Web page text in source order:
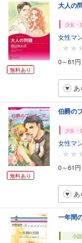
無料あり
大人の
少女・
女性マ
-
0～61
あ
無料あり
伯爵の
少女・
女性マ
-
0～61
あ
一年間
小